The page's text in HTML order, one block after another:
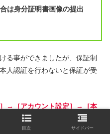
は身分証明書画像の提出
る事ができましたが、保証制
人認証を行わないと保証が受
→［アカウント設定］→［本
ホで下記の身分証明書画像を
目次 サイドバー